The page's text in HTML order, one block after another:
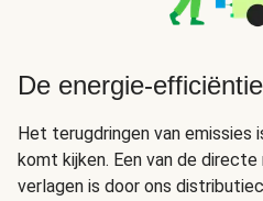
De energie-
Het terugdringen van emissies
komt kijken. Een van de
verlagen is door ons